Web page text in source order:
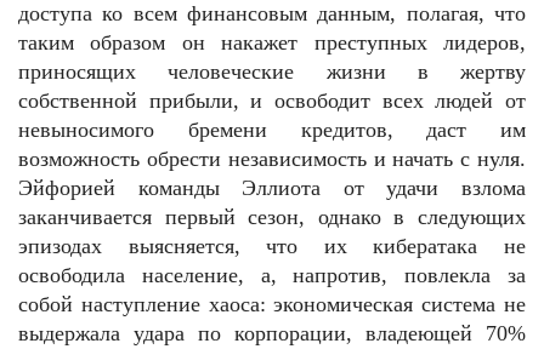
доступа ко всем финансовым данным, полагая, что
таким образом он накажет преступных лидеров,
приносящих человеческие жизни в жертву
собственной прибыли, и освободит всех людей от
невыносимого бремени кредитов, даст им
возможность обрести независимость и начать с нуля.
Эйфорией команды Эллиота от удачи взлома
заканчивается первый сезон, однако в следующих
эпизодах выясняется, что их кибератака не
освободила население, а, напротив, повлекла за
собой наступление хаоса: экономическая система не
выдержала удара по корпорации, владеющей 70%